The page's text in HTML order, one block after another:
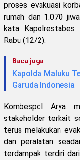
proses evakuasi
rumah dan 1.070
kata Kapolrestabes
Rabu (12/2).
Baca juga
Kapolda Maluku
Garuda Indonesia
Kombespol Arya
stakeholder terkait
terus melakukan
dan peralatan
terdampak terdiri